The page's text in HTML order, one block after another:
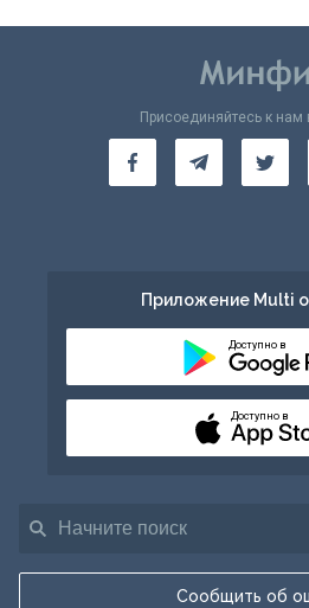
Сообщить об
Присоединяйтесь к нам
Приложение Multi
Доступно в
Доступно в